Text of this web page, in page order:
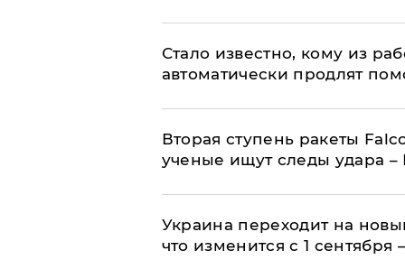
Стало известно, кому из
автоматически продлят
Вторая ступень ракеты
ученые ищут следы удара
Украина переходит на
что изменится с 1